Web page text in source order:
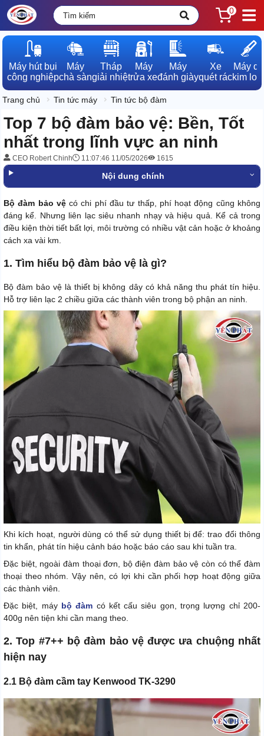
0
Máy hút bụi
công nghiệp
Máy
chà sàn
Tháp
giải nhiệt
Máy
rửa xe
Máy
đánh giày
Xe
quét rác
Máy dò
kim loại
Trang chủ Tin tức máy Tin tức bộ đàm
Top 7 bộ đàm bảo vệ: Bền, Tốt
nhất trong lĩnh vực an ninh
CEO Robert Chinh 11:07:46 11/05/2026 1615
Nội dung chính
Bộ đàm bảo vệcó chi phí đầu tư thấp, phí hoạt động cũng không
đáng kể. Nhưng liên lạc siêu nhanh nhạy và hiệu quả. Kể cả trong
điều kiện thời tiết bất lợi, môi trường có nhiều vật cản hoặc ở khoảng
cách xa vài km.
1. Tìm hiểu bộ đàm bảo vệ là gì?
Bộ đàm bảo vệ là thiết bị không dây có khả năng thu phát tín hiệu.
Hỗ trợ liên lạc 2 chiều giữa các thành viên trong bộ phận an ninh.
Khi kích hoạt, người dùng có thể sử dụng thiết bị để: trao đổi thông
tin khẩn, phát tín hiệu cảnh báo hoặc báo cáo sau khi tuần tra.
Đặc biệt, ngoài đàm thoại đơn, bộ điện đàm bảo vệ còn có thể đàm
thoại theo nhóm. Vậy nên, có lợi khi cần phối hợp hoạt động giữa
các thành viên.
Đặc biệt, máy bộ đàm có kết cấu siêu gọn, trọng lượng chỉ 200-
400g nên tiện khi cần mang theo.
2. Top #7++ bộ đàm bảo vệ được ưa chuộng nhất
hiện nay
2.1 Bộ đàm cầm tay Kenwood TK-3290